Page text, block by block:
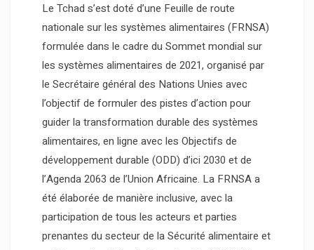
Le Tchad s’est doté d’une Feuille de route
nationale sur les systèmes alimentaires (FRNSA)
formulée dans le cadre du Sommet mondial sur
les systèmes alimentaires de 2021, organisé par
le Secrétaire général des Nations Unies avec
l’objectif de formuler des pistes d’action pour
guider la transformation durable des systèmes
alimentaires, en ligne avec les Objectifs de
développement durable (ODD) d’ici 2030 et de
l’Agenda 2063 de l’Union Africaine. La FRNSA a
été élaborée de manière inclusive, avec la
participation de tous les acteurs et parties
prenantes du secteur de la Sécurité alimentaire et